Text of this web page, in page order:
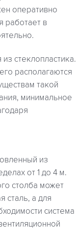
оперативно
работает в
стеклопластика.
располагаются
такой
минимальное
из
от 1 до 4 м.
столба может
сталь, а для
система